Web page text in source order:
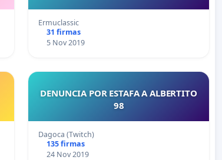
Ermuclassic
31 firmas
5 Nov 2019
DENUNCIA POR ESTAFA A ALBERTITO
98
Dagoca (Twitch)
135 firmas
24 Nov 2019